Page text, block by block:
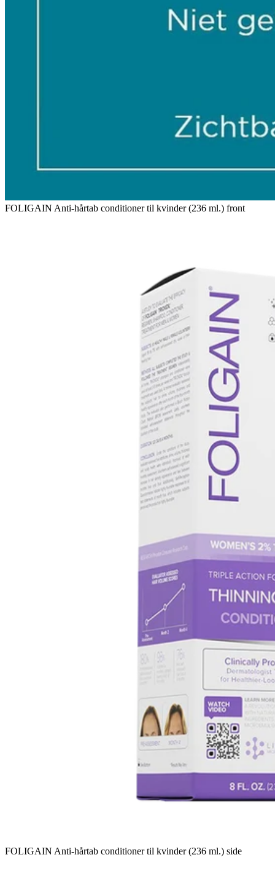
FOLIGAIN Anti-hårtab conditioner til kvinder (236 ml.) front
FOLIGAIN Anti-hårtab conditioner til kvinder (236 ml.) side